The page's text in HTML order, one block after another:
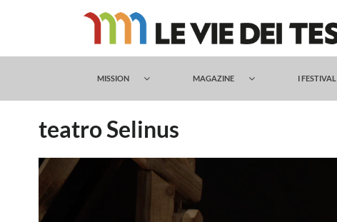
MISSION MAGAZINE I FESTIVAL
teatro Selinus